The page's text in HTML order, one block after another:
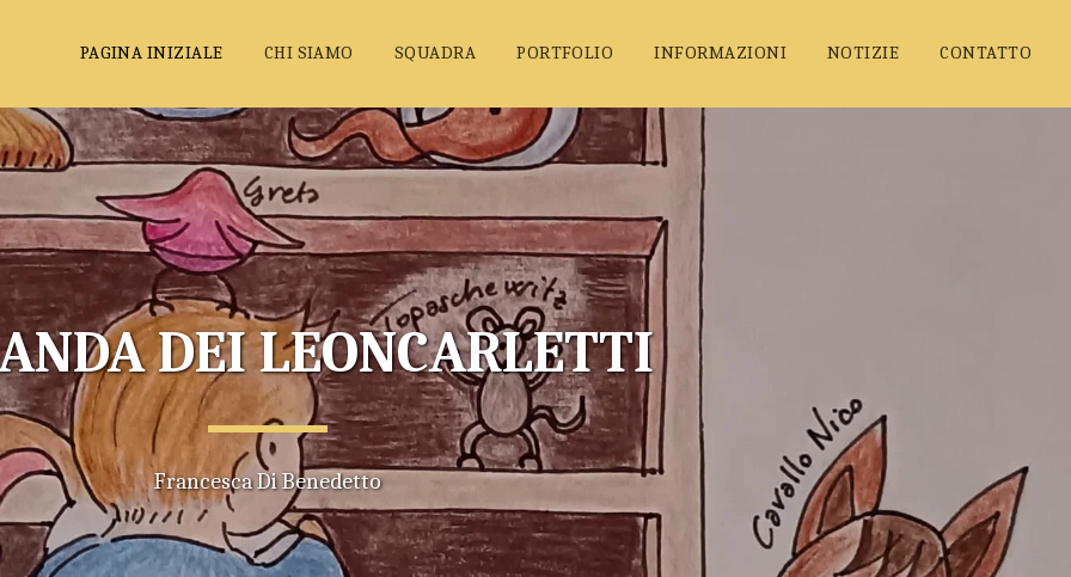
PAGINA INIZIALE CHI SIAMO SQUADRA PORTFOLIO INFORMAZIONI NOTIZIE CONTATTO
DEI LEONCARLETTI
Francesca Di Benedetto